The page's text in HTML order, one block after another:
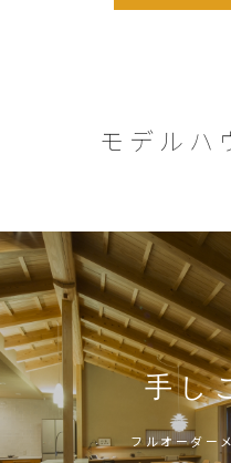
モデルハ
手し
フルオーダー